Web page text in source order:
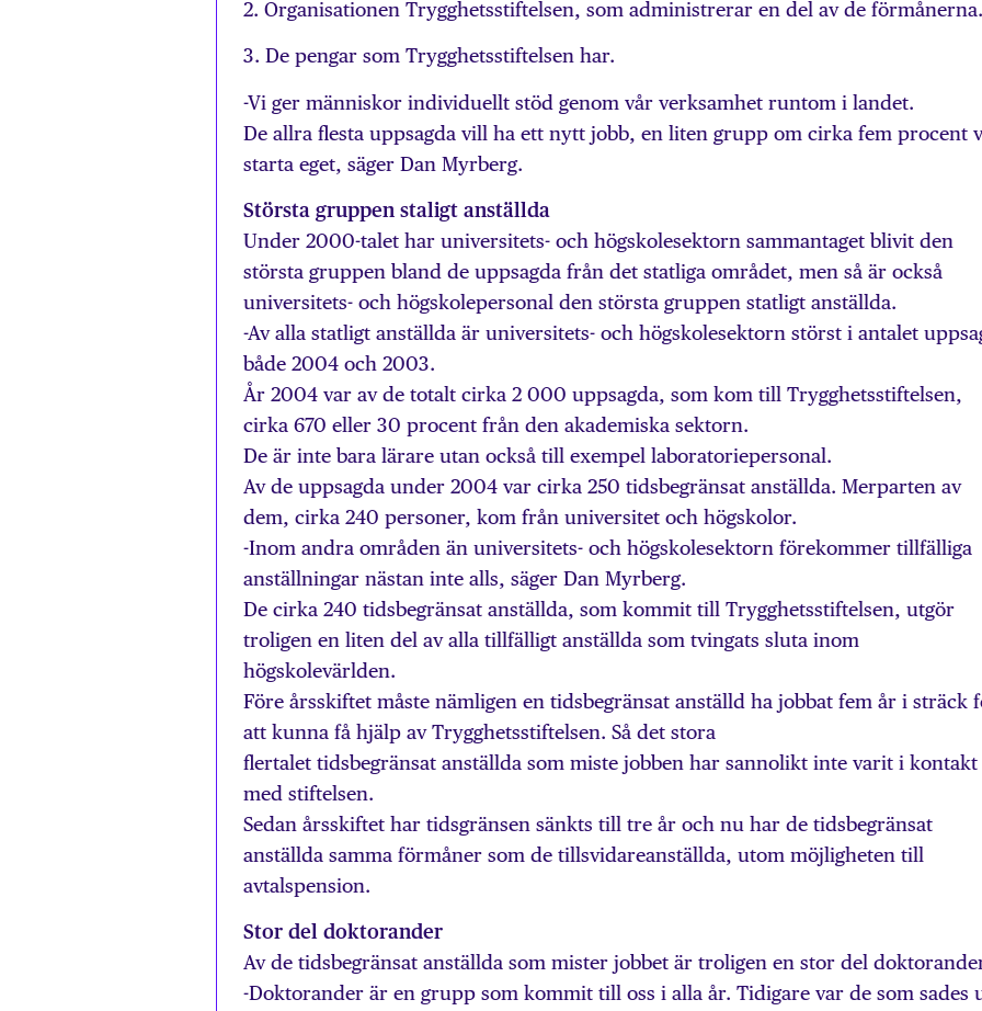
2. Organisationen Trygghetsstiftelsen, som administrerar en del av de förmånerna.
3. De pengar som Trygghetsstiftelsen har.
-Vi ger människor individuellt stöd genom vår verksamhet runtom i landet.
De allra flesta uppsagda vill ha ett nytt jobb, en liten grupp om cirka fem procent
starta eget, säger Dan Myrberg.
Största gruppen staligt anställda
Under 2000-talet har universitets- och högskolesektorn sammantaget blivit den
största gruppen bland de uppsagda från det statliga området, men så är också
universitets- och högskolepersonal den största gruppen statligt anställda.
-Av alla statligt anställda är universitets- och högskolesektorn störst i antalet
både 2004 och 2003.
År 2004 var av de totalt cirka 2 000 uppsagda, som kom till Trygghetsstiftelsen,
cirka 670 eller 30 procent från den akademiska sektorn.
De är inte bara lärare utan också till exempel laboratoriepersonal.
Av de uppsagda under 2004 var cirka 250 tidsbegränsat anställda. Merparten av
dem, cirka 240 personer, kom från universitet och högskolor.
-Inom andra områden än universitets- och högskolesektorn förekommer tillfälliga
anställningar nästan inte alls, säger Dan Myrberg.
De cirka 240 tidsbegränsat anställda, som kommit till Trygghetsstiftelsen, utgör
troligen en liten del av alla tillfälligt anställda som tvingats sluta inom
högskolevärlden.
Före årsskiftet måste nämligen en tidsbegränsat anställd ha jobbat fem år i sträck
att kunna få hjälp av Trygghetsstiftelsen. Så det stora
flertalet tidsbegränsat anställda som miste jobben har sannolikt inte varit i kontakt
med stiftelsen.
Sedan årsskiftet har tidsgränsen sänkts till tre år och nu har de tidsbegränsat
anställda samma förmåner som de tillsvidareanställda, utom möjligheten till
avtalspension.
Stor del doktorander
Av de tidsbegränsat anställda som mister jobbet är troligen en stor del
-Doktorander är en grupp som kommit till oss i alla år. Tidigare var de som sades